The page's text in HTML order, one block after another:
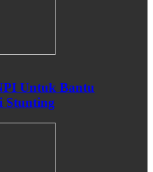
Untuk Bantu
Stunting